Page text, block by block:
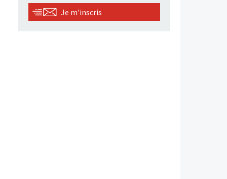
Je m'inscris